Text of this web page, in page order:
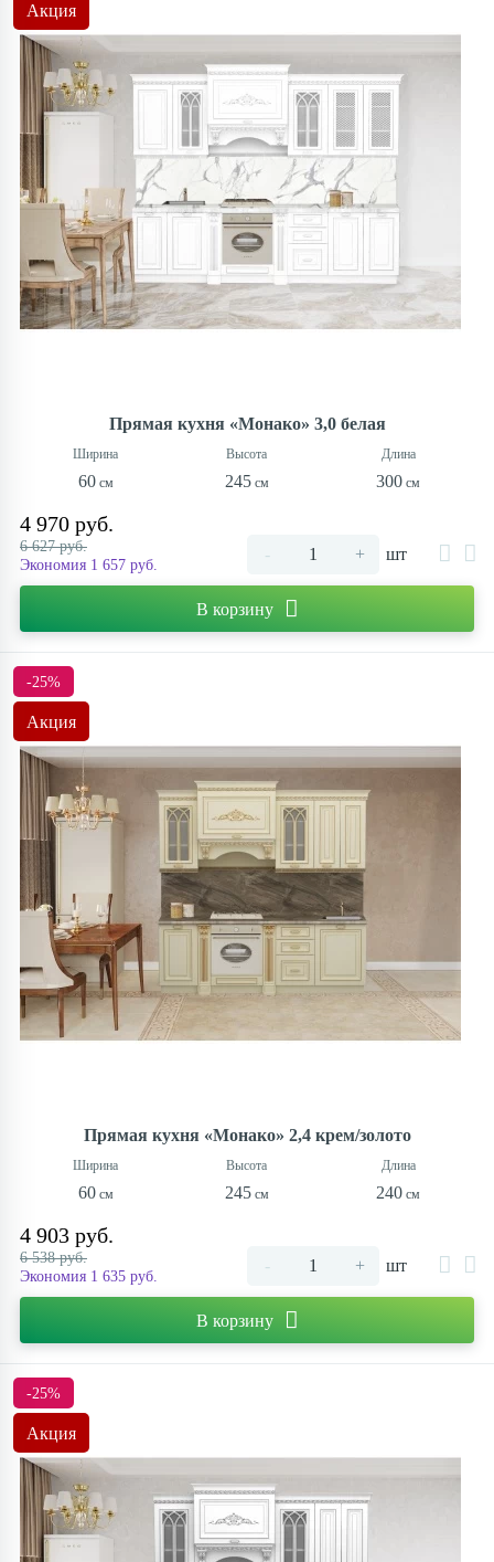
Акция
Прямая кухня «Монако» 3,0 белая
60 245 300
4 970 руб.
6 627 руб.
Экономия 1 657 руб.
- + шт
В корзину
-25%
Акция
Прямая кухня «Монако» 2,4 крем/золото
60 245 240
4 903 руб.
6 538 руб.
Экономия 1 635 руб.
- + шт
В корзину
-25%
Акция